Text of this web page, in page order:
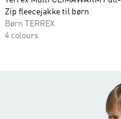
Zip fleecejakke til børn
Børn TERREX
4 colours